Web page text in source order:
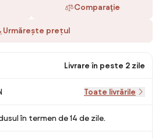
Comparaţie
Urmărește prețul
Livrare în peste 2 zile
Toate livrările
în termen de 14 de zile.